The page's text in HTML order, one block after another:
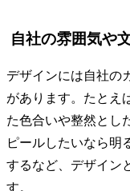
自社の雰囲気や
デザインには自社の
があります。たとえ
た色合いや整然とし
ピールしたいなら明
するなど、デザイン
す。